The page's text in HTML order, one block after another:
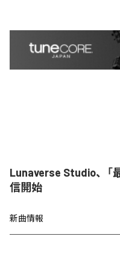
Lunaverse Studio、「
信開始
新曲情報